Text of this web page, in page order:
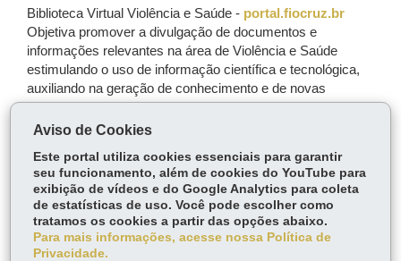
Biblioteca Virtual Violência e Saúde - portal.fiocruz.br
Objetiva promover a divulgação de documentos e
informações relevantes na área de Violência e Saúde
estimulando o uso de informação científica e tecnológica,
auxiliando na geração de conhecimento e de novas
propostas e políticas de prevenção e combate à violência.
COMPARTILHE:
Fa
ce
bo
Tw
itt
W
ha
ts
Voltar Início Imprimir Baixar
Aviso de Cookies
Este portal utiliza cookies essenciais para garantir
seu funcionamento, além de cookies do YouTube para
exibição de vídeos e do Google Analytics para coleta
de estatísticas de uso. Você pode escolher como
tratamos os cookies a partir das opções abaixo.
Para mais informações, acesse nossa Política de
Privacidade.